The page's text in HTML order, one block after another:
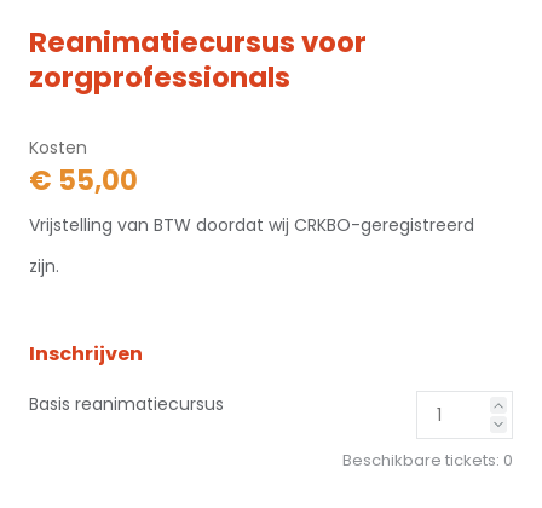
Reanimatiecursus voor
zorgprofessionals
Kosten
€ 55,00
Vrijstelling van BTW doordat wij CRKBO-geregistreerd
zijn.
Inschrijven
Basis reanimatiecursus
Beschikbare tickets: 0